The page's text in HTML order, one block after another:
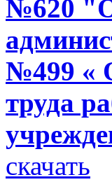
№620 "О
№499 «
труда
скачать